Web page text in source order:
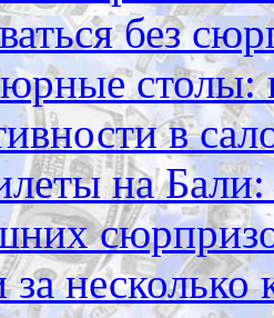
без
столы:
в
на Бали:
за